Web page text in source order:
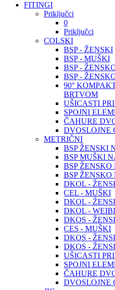
FITINGI
Priključci
0
Priključci
COLSKI
BSP - ŽENSKI
BSP - MUŠKI
BSP -
BSP -
90°
BRTVOM
UŠICASTI
SPOJNI
ČAHURE
DVOSLOJNE
METRIČNI
BSP ŽENSKI
BSP MUŠKI
BSP ŽENSKO
BSP ŽENSKO
DKOL -
CEL - MUŠKI
DKOL -
DKOL -
DKOS -
CES - MUŠKI
DKOS -
DKOS -
UŠICASTI
SPOJNI
ČAHURE
DVOSLOJNE